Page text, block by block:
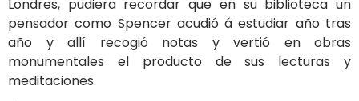
Londres, pudiera recordar que en su biblioteca un
pensador como Spencer acudió á estudiar año tras
año y allí recogió notas y vertió en obras
monumentales el producto de sus lecturas y
meditaciones.